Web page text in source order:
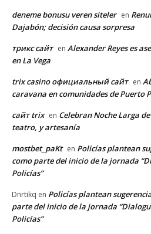
deneme bonusu veren siteler en
Dajabón; decisión causa sorpresa
трикс сайт en Alexander Reyes es
en La Vega
trix casino официальный сайт en
caravana en comunidades de Puerto
сайт trix en Celebran Noche Larga
teatro, y artesanía
mostbet_paKt en Policías plantean
como parte del inicio de la jornada
Policías”
Dnrtikq en Policías plantean
parte del inicio de la jornada
Policías”